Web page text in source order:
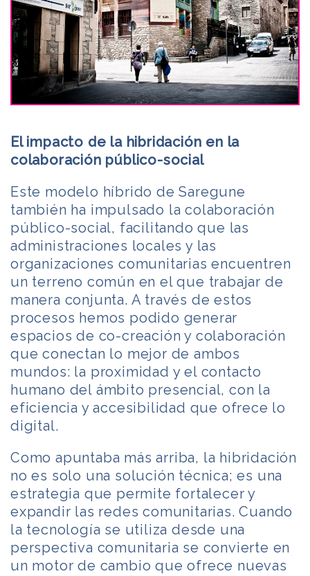
El impacto de la hibridación en la
colaboración público-social
Este modelo híbrido de Saregune
también ha impulsado la colaboración
público-social, facilitando que las
administraciones locales y las
organizaciones comunitarias encuentren
un terreno común en el que trabajar de
manera conjunta. A través de estos
procesos hemos podido generar
espacios de co-creación y colaboración
que conectan lo mejor de ambos
mundos: la proximidad y el contacto
humano del ámbito presencial, con la
eficiencia y accesibilidad que ofrece lo
digital.
Como apuntaba más arriba, la hibridación
no es solo una solución técnica; es una
estrategia que permite fortalecer y
expandir las redes comunitarias. Cuando
la tecnología se utiliza desde una
perspectiva comunitaria se convierte en
un motor de cambio que ofrece nuevas